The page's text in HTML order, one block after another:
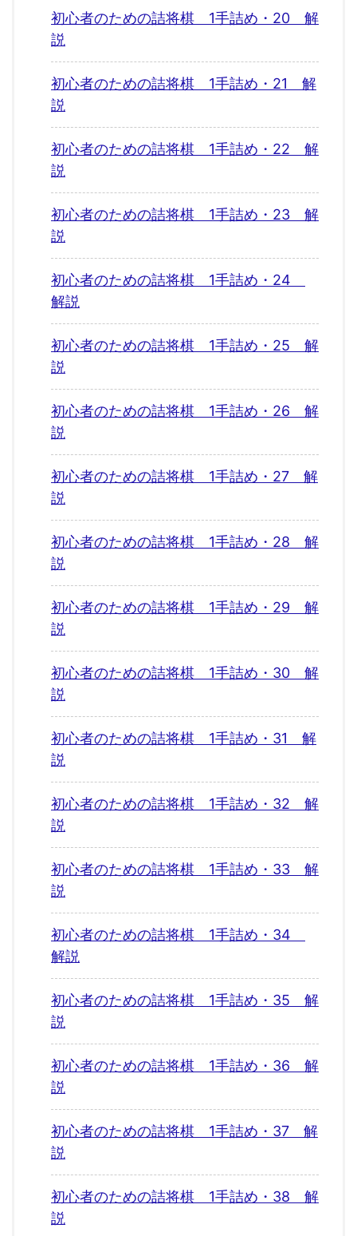
初心者のための詰将棋 1手詰め・20 解
説
初心者のための詰将棋 1手詰め・21 解
説
初心者のための詰将棋 1手詰め・22 解
説
初心者のための詰将棋 1手詰め・23 解
説
初心者のための詰将棋 1手詰め・24
解説
初心者のための詰将棋 1手詰め・25 解
説
初心者のための詰将棋 1手詰め・26 解
説
初心者のための詰将棋 1手詰め・27 解
説
初心者のための詰将棋 1手詰め・28 解
説
初心者のための詰将棋 1手詰め・29 解
説
初心者のための詰将棋 1手詰め・30 解
説
初心者のための詰将棋 1手詰め・31 解
説
初心者のための詰将棋 1手詰め・32 解
説
初心者のための詰将棋 1手詰め・33 解
説
初心者のための詰将棋 1手詰め・34
解説
初心者のための詰将棋 1手詰め・35 解
説
初心者のための詰将棋 1手詰め・36 解
説
初心者のための詰将棋 1手詰め・37 解
説
初心者のための詰将棋 1手詰め・38 解
説